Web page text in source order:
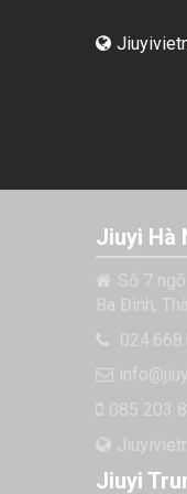
Jiuyi Hà
Số 7
Ba Đình,
085 203
Jiuyi